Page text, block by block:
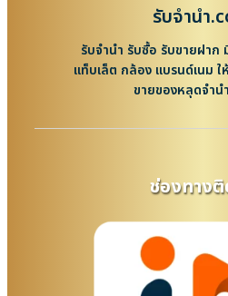
รับจํานํา
รับจำนำ รับซื้อ รับขายฝา
แท็บเล็ต กล้อง แบรนด์เนม ใ
ขายของหลุดจำน
ช่องทาง